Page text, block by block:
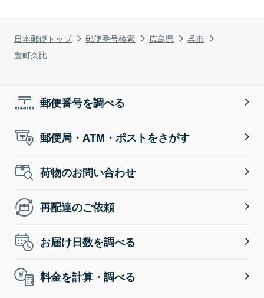
日本郵便トップ 郵便番号検索 広島県
呉市
豊町久比
郵便番号を調べる
郵便局・ATM・ポストをさがす
荷物のお問い合わせ
再配達のご依頼
お届け日数を調べる
料金を計算・調べる